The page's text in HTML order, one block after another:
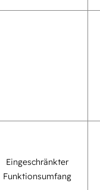
Eingeschränkter
Funktionsumfang